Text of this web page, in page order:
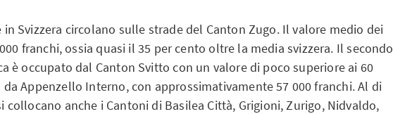
Svizzera circolano sulle strade del Canton Zugo. Il valore medio dei
franchi, ossia quasi il 35 per cento oltre la media svizzera. Il secondo
è occupato dal Canton Svitto con un valore di poco superiore ai 60
Appenzello Interno, con approssimativamente 57 000 franchi. Al di
collocano anche i Cantoni di Basilea Città, Grigioni, Zurigo, Nidvaldo,